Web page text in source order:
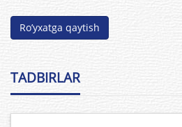
Ro’yxatga qaytish
TADBIRLAR